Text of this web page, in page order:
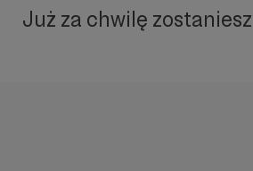
Już za chwilę